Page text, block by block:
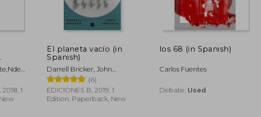
47,40 €
1
El planeta vacío (in
Spanish)
Darrell Bricker, John
Ibbitson
(6)
EDICIONES B, 2019, 1
Edition, Paperback, New
los 68 (in Spanish)
Carlos Fuentes
Debate, Used